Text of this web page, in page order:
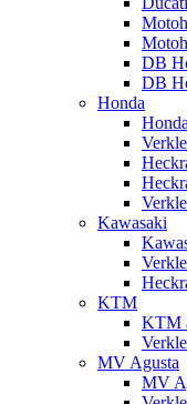
DB
DB
Honda
Kawasaki
KTM
KTM
MV Agusta
MV